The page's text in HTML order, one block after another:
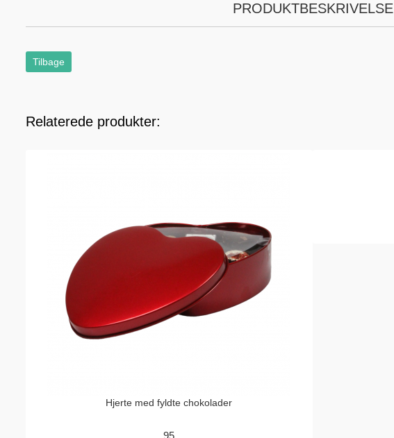
PRODUKTBESKRIVELSE
Tilbage
Relaterede produkter:
Hjerte med fyldte chokolader
95